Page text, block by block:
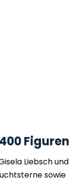
Figuren
Liebsch und
sowie